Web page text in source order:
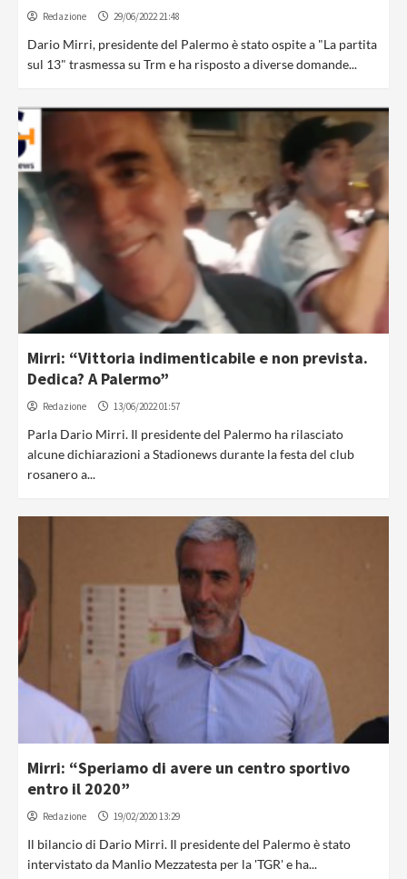
Redazione 29/06/2022 21:48
Dario Mirri, presidente del Palermo è stato ospite a "La partita
sul 13" trasmessa su Trm e ha risposto a diverse domande...
Mirri: “Vittoria indimenticabile e non prevista.
Dedica? A Palermo”
Redazione 13/06/2022 01:57
Parla Dario Mirri. Il presidente del Palermo ha rilasciato
alcune dichiarazioni a Stadionews durante la festa del club
rosanero a...
Mirri: “Speriamo di avere un centro sportivo
entro il 2020”
Redazione 19/02/2020 13:29
Il bilancio di Dario Mirri. Il presidente del Palermo è stato
intervistato da Manlio Mezzatesta per la 'TGR' e ha...